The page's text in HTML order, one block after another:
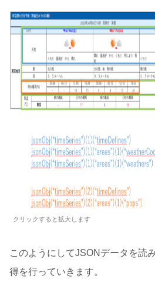
クリックすると拡大します
このようにしてJSONデータを読
得を行っていきます。